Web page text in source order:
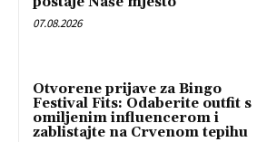
07.08.2026
Otvorene prijave za Bingo
Festival Fits: Odaberite outfit s
omiljenim influencerom i
zablistajte na Crvenom tepihu